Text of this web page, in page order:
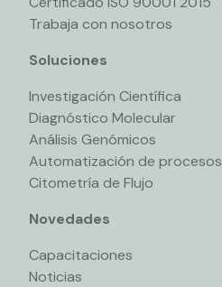
Trabaja con nosotros
Soluciones
Investigación Científica
Diagnóstico Molecular
Análisis Genómicos
Automatización de procesos
Citometría de Flujo
Novedades
Capacitaciones
Noticias